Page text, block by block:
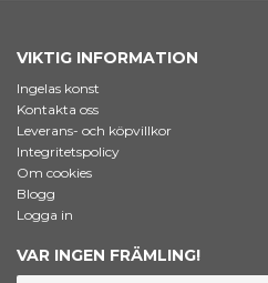
VIKTIG INFORMATION
Ingelas konst
Kontakta oss
Leverans- och köpvillkor
Integritetspolicy
Om cookies
Blogg
Logga in
VAR INGEN FRÄMLING!